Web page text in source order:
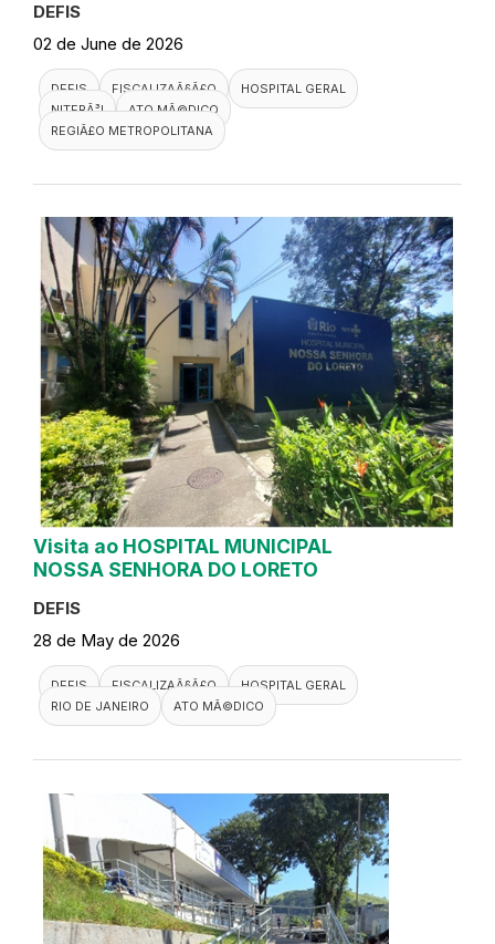
DEFIS
02 de June de 2026
DEFIS FISCALIZAÃ§Ã£O
HOSPITAL GERAL
NITERÃ³I
ATO MÃ©DICO
REGIÃ£O METROPOLITANA
Visita ao HOSPITAL MUNICIPAL
NOSSA SENHORA DO LORETO
DEFIS
28 de May de 2026
DEFIS FISCALIZAÃ§Ã£O
HOSPITAL GERAL
RIO DE JANEIRO
ATO MÃ©DICO